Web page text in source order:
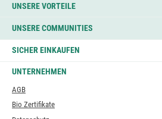
UNSERE VORTEILE
UNSERE COMMUNITIES
SICHER EINKAUFEN
UNTERNEHMEN
AGB
Bio Zertifikate